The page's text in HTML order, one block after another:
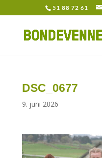
51 88 72 61
DSC_0677
9. juni 2026